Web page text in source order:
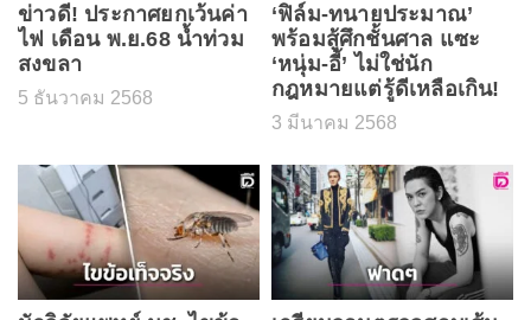
ข่าวดี! ประกาศยกเว้นค่า
ไฟ เดือน พ.ย.68 น้ำท่วม
สงขลา
5 ธันวาคม 2568
‘ฟิล์ม-ทนายประมาณ’
พร้อมสู้ศึกชั้นศาล แซะ
‘หนุ่ม-อี้’ ไม่ใช่นัก
กฎหมายแต่รู้ดีเหลือเกิน!
3 มีนาคม 2568